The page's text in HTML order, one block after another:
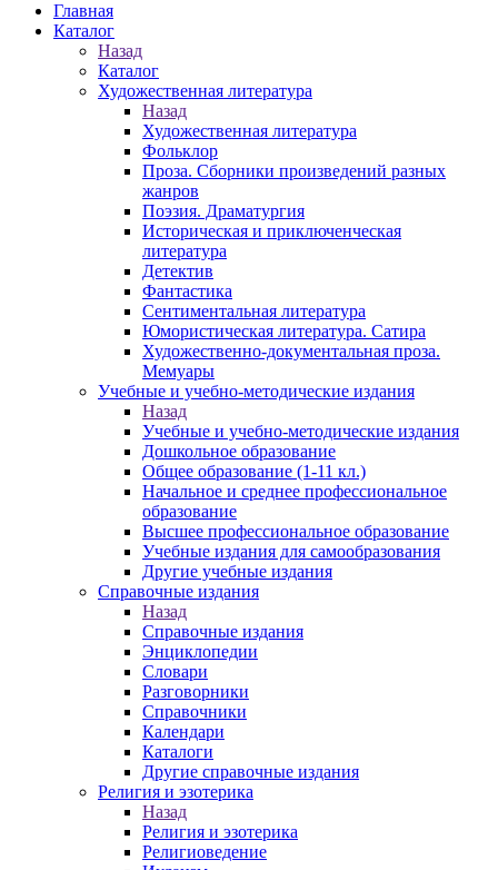
Главная
Каталог
Назад
Каталог
Художественная литература
Назад
Художественная литература
Фольклор
Проза. Сборники произведений разных
жанров
Поэзия. Драматургия
Историческая и приключенческая
литература
Детектив
Фантастика
Сентиментальная литература
Юмористическая литература. Сатира
Художественно-документальная проза.
Мемуары
Учебные и учебно-методические издания
Назад
Учебные и учебно-методические издания
Дошкольное образование
Общее образование (1-11 кл.)
Начальное и среднее профессиональное
образование
Высшее профессиональное образование
Учебные издания для самообразования
Другие учебные издания
Справочные издания
Назад
Справочные издания
Энциклопедии
Словари
Разговорники
Справочники
Календари
Каталоги
Другие справочные издания
Религия и эзотерика
Назад
Религия и эзотерика
Религиоведение